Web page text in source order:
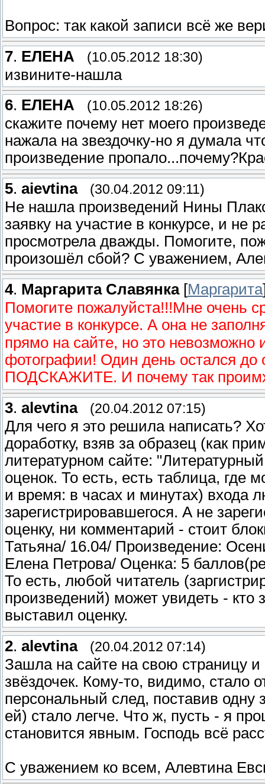
Вопрос: так какой записи всё же
7. ЕЛЕНА (10.05.2012 18:30)
извините-нашла
6. ЕЛЕНА (10.05.2012 18:26)
скажите почему нет моего
нажала на звездочку-но я думала
произведение
5. aievtina (30.04.2012 09:11)
Не нашла произведений Нины
заявку на участие в конкурсе, и
просмотрела дважды. Помогите,
произошёл сбой? С уважением,
4. Маргарита Славянка [Маргарита
Помогите пожалуйста!!!Мне очень
участие в конкурсе. А она не
прямо на сайте, но это невозможно
фотографии! Один день остался
ПОДСКАЖИТЕ. И почему так
3. alevtina (20.04.2012 07:15)
Для чего я это решила написать?
доработку, взяв за образец (как
литературном сайте:
оценок. То есть, есть таблица, где
и время: в часах и минутах) входа
зарегистрировавшегося. А не
оценку, ни комментарий - стоит
Татьяна/ 16.04/ Произведение:
Елена Петрова/ Оценка: 5
То есть, любой читатель
произведений) может увидеть - кто
выставил оценку.
2. alevtina (20.04.2012 07:14)
Зашла на сайте на свою страницу и
звёздочек. Кому-то, видимо, стало
персональный след, поставив одну
ей) стало легче. Что ж, пусть - я
становится явным. Господь всё
С уважением ко всем, Алевтина